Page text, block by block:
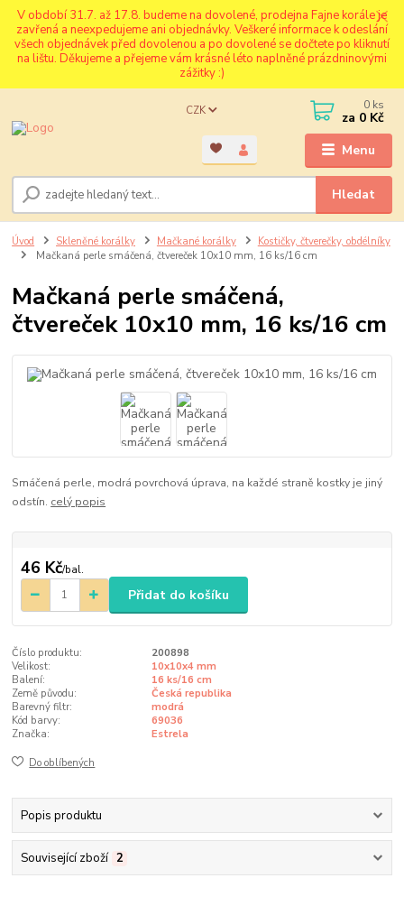
V období 31.7. až 17.8. budeme na dovolené, prodejna Fajne korále je
zavřená a neexpedujeme ani objednávky. Veškeré informace k odeslání
všech objednávek před dovolenou a po dovolené se dočtete po kliknutí
na lištu. Děkujeme a přejeme vám krásné léto naplněné prázdninovými
zážitky :)
Menu
CZK
Hledat
0 ks
za 0 Kč
Úvod Skleněné korálky Mačkané korálky
Kostičky, čtverečky, obdélníky
Mačkaná perle smáčená, čtvereček 10x10 mm, 16 ks/16 cm
Mačkaná perle smáčená,
čtvereček 10x10 mm, 16 ks/16 cm
Smáčená perle, modrá povrchová úprava, na každé straně kostky je jiný
odstín. celý popis
46 Kč/bal.
Přidat do košíku
Číslo produktu:
200898
Velikost:
10x10x4 mm
Balení:
16 ks/16 cm
Země původu:
Česká republika
Barevný filtr:
modrá
Kód barvy:
69036
Značka:
Estrela
Do oblíbených
Popis produktu
Související zboží 2